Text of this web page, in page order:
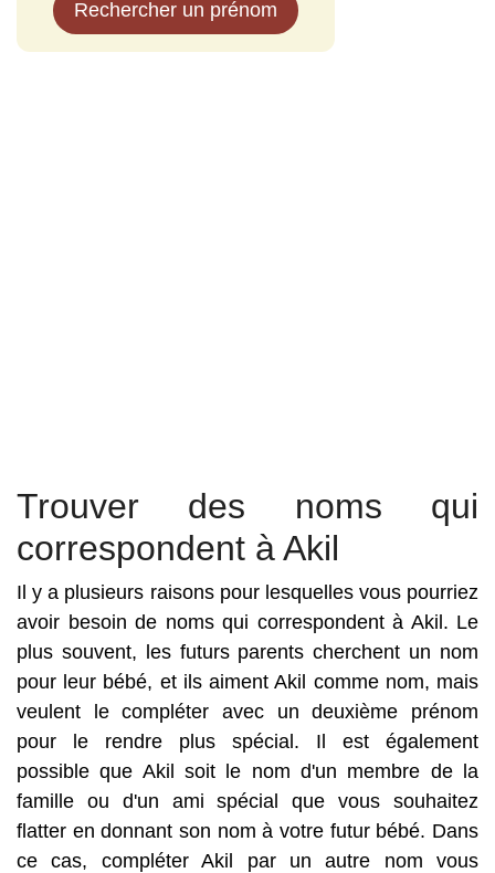
Rechercher un prénom
Trouver des noms qui
correspondent à Akil
Il y a plusieurs raisons pour lesquelles vous pourriez
avoir besoin de noms qui correspondent à Akil. Le
plus souvent, les futurs parents cherchent un nom
pour leur bébé, et ils aiment Akil comme nom, mais
veulent le compléter avec un deuxième prénom
pour le rendre plus spécial. Il est également
possible que Akil soit le nom d'un membre de la
famille ou d'un ami spécial que vous souhaitez
flatter en donnant son nom à votre futur bébé. Dans
ce cas, compléter Akil par un autre nom vous